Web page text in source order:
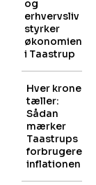
og
erhvervsliv
styrker
økonomien
i Taastrup
Hver krone
tæller:
Sådan
mærker
Taastrups
forbrugere
inflationen